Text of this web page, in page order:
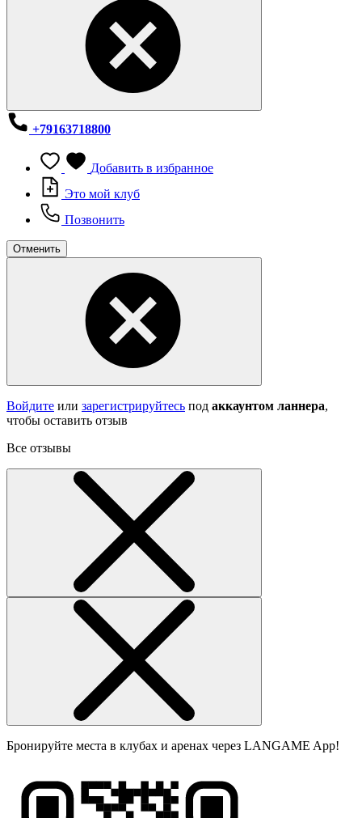
+79163718800
Добавить в избранное
Это мой клуб
Позвонить
Отменить
Войдите или зарегистрируйтесь под аккаунтом ланнера,
чтобы оставить отзыв
Все отзывы
Бронируйте места в клубах и аренах через LANGAME App!